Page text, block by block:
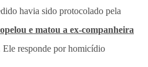
havia sido protocolado pela
e matou a ex-companheira
Ele responde por homicídio